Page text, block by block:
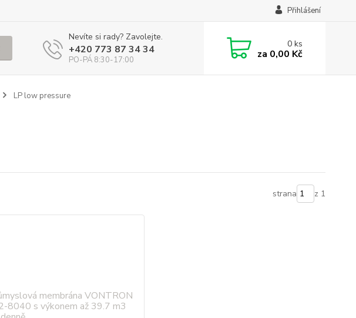
Přihlášení
Nevíte si rady? Zavolejte.
+420 773 87 34 34
PO-PÁ 8:30-17:00
0ks
za 0,00 Kč
LP low pressure
strana z 1